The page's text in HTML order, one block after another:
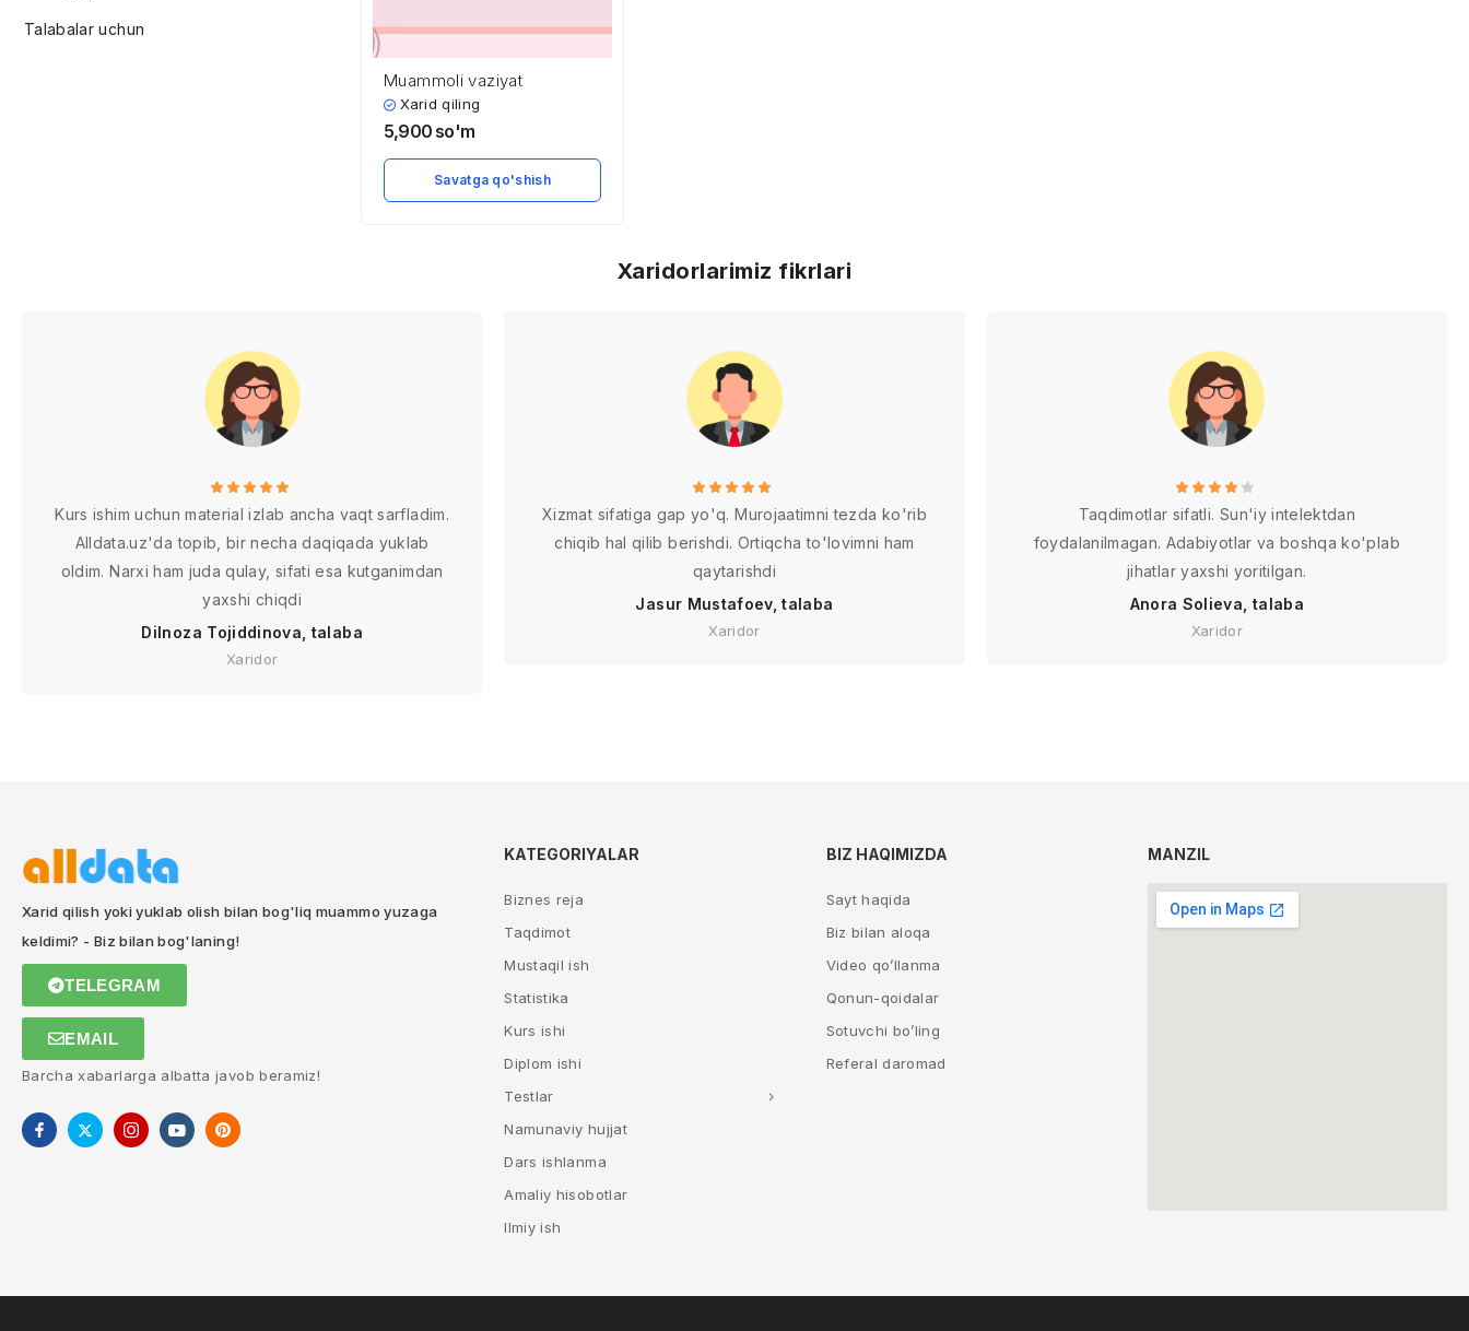
Talabalar uchun
Muammoli vaziyat
Xarid qiling
5,900 so'm
Savatga qo'shish
Xaridorlarimiz fikrlari
Kurs ishim uchun material izlab ancha vaqt sarfladim.
Alldata.uz'da topib, bir necha daqiqada yuklab
oldim. Narxi ham juda qulay, sifati esa kutganimdan
yaxshi chiqdi
Dilnoza Tojiddinova, talaba
Xaridor
Xizmat sifatiga gap yo'q. Murojaatimni tezda ko'rib
chiqib hal qilib berishdi. Ortiqcha to'lovimni ham
qaytarishdi
Jasur Mustafoev, talaba
Xaridor
Taqdimotlar sifatli. Sun'iy intelektdan
foydalanilmagan. Adabiyotlar va boshqa ko'plab
jihatlar yaxshi yoritilgan.
Anora Solieva, talaba
Xaridor
Xarid qilish yoki yuklab olish bilan bog'liq muammo yuzaga
keldimi? - Biz bilan bog'laning!
TELEGRAM
EMAIL
Barcha xabarlarga albatta javob beramiz!
KATEGORIYALAR
Biznes reja
Taqdimot
Mustaqil ish
Statistika
Kurs ishi
Diplom ishi
Testlar
Namunaviy hujjat
Dars ishlanma
Amaliy hisobotlar
Ilmiy ish
BIZ HAQIMIZDA
Sayt haqida
Biz bilan aloqa
Video qo’llanma
Qonun-qoidalar
Sotuvchi bo’ling
Referal daromad
MANZIL